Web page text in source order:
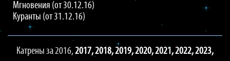
Мгновения (от 30.12.16)
Куранты (от 31.12.16)
Катрены за 2016, 2017,2018,2019,2020,2021,2022,2023,